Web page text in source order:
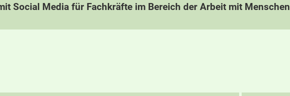
Social Media für Fachkräfte im Bereich der Arbeit mit Menschen